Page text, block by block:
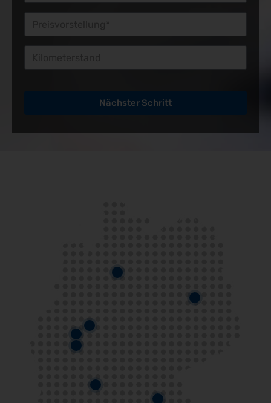
Nächster Schritt